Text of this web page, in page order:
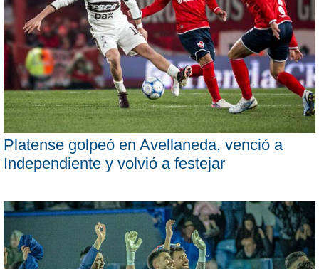
Platense golpeó en Avellaneda, venció a
Independiente y volvió a festejar